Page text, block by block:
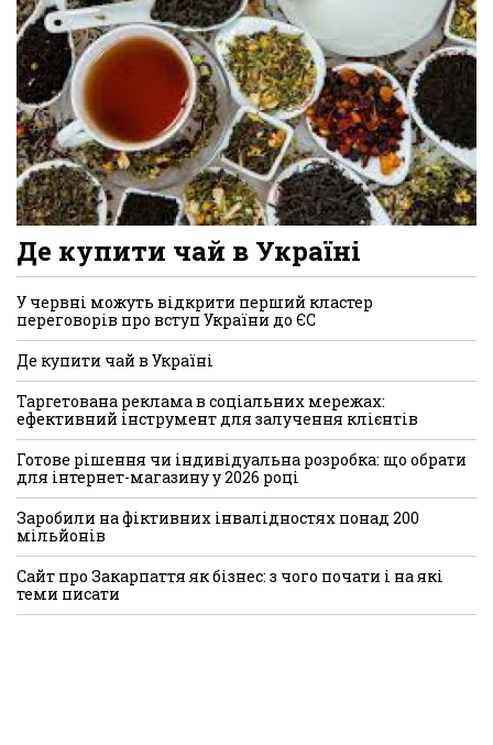
Де купити чай в Україні
У червні можуть відкрити перший кластер
переговорів про вступ України до ЄС
Де купити чай в Україні
Таргетована реклама в соціальних мережах:
ефективний інструмент для залучення клієнтів
Готове рішення чи індивідуальна розробка: що обрати
для інтернет-магазину у 2026 році
Заробили на фіктивних інвалідностях понад 200
мільйонів
Сайт про Закарпаття як бізнес: з чого почати і на які
теми писати